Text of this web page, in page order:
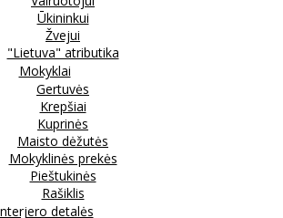
Ūkininkui
Žvejui
"Lietuva" atributika
Mokyklai
Gertuvės
Krepšiai
Kuprinės
Maisto dėžutės
Mokyklinės prekės
Pieštukinės
Rašiklis
detalės